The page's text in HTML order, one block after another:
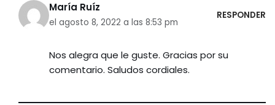
María Ruíz
el agosto 8, 2022 a las 8:53 pm
RESPONDER
Nos alegra que le guste. Gracias por su
comentario. Saludos cordiales.